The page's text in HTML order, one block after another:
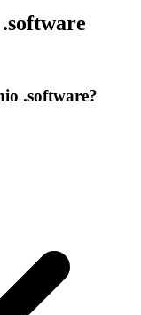
.software?